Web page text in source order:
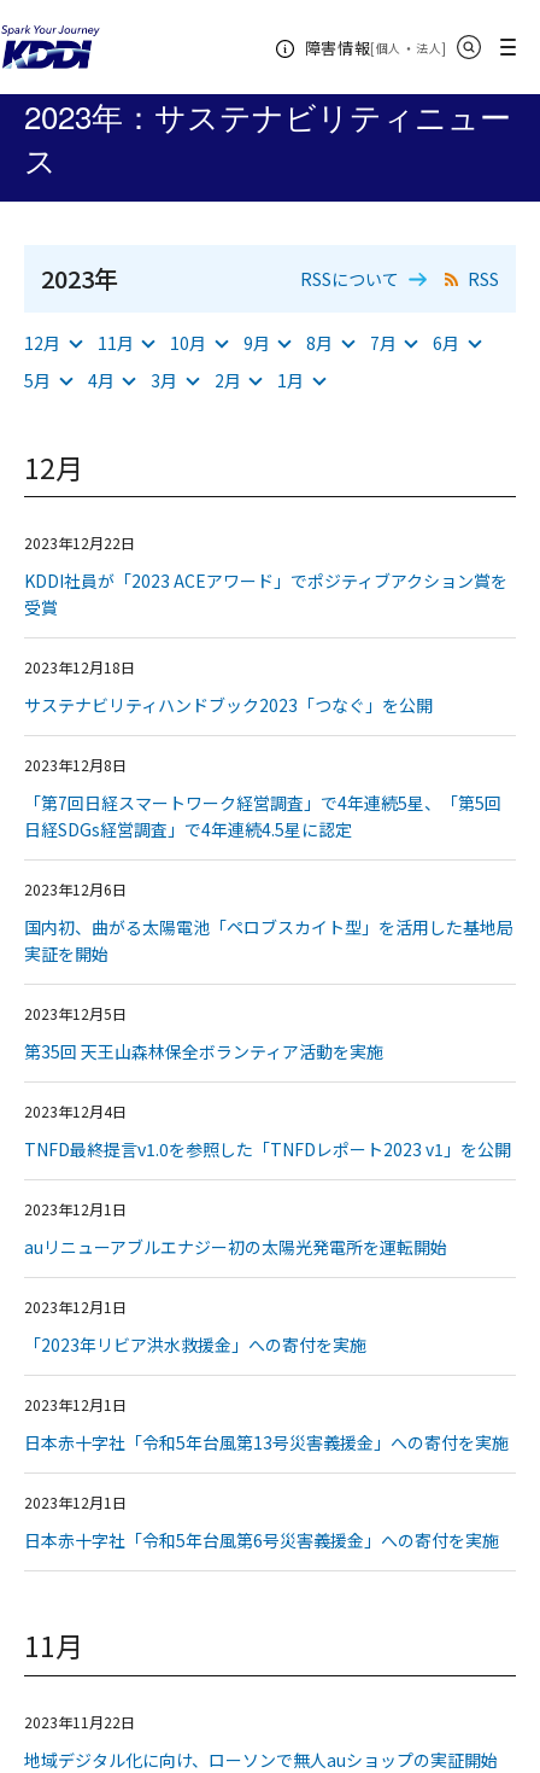
障害情報[個人 ・ 法人新規ウィンドウ
]
メニュー
KDDIホーム
ース
2023年
2023年：サステナビリティニュー
ス
2023年 RSSについて RSS
12月 11月 10月 9月 8月 7月
6月
5月
4月 3月 2月 1月
12月
2023年12月22日
KDDI社員が「2023 ACEアワード」でポジティブアクション賞を
受賞
2023年12月18日
サステナビリティハンドブック2023「つなぐ」を公開
2023年12月8日
「第7回日経スマートワーク経営調査」で4年連続5星、「第5回
日経SDGs経営調査」で4年連続4.5星に認定
2023年12月6日
国内初、曲がる太陽電池「ペロブスカイト型」を活用した基地局
実証を開始
2023年12月5日
第35回 天王山森林保全ボランティア活動を実施
2023年12月4日
TNFD最終提言v1.0を参照した「TNFDレポート2023 v1」を公開
2023年12月1日
auリニューアブルエナジー初の太陽光発電所を運転開始
2023年12月1日
「2023年リビア洪水救援金」への寄付を実施
2023年12月1日
日本赤十字社「令和5年台風第13号災害義援金」への寄付を実施
2023年12月1日
日本赤十字社「令和5年台風第6号災害義援金」への寄付を実施
11月
2023年11月22日
地域デジタル化に向け、ローソンで無人auショップの実証開始